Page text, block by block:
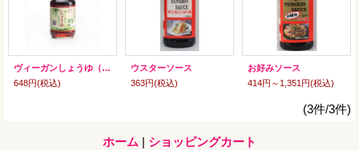
ヴィーガンしょうゆ（グルテンフリー）
648円(税込)
ウスターソース
363円(税込)
お好みソース
414円～1,351円(税込)
(3件/3件)
ホーム | ショッピングカート